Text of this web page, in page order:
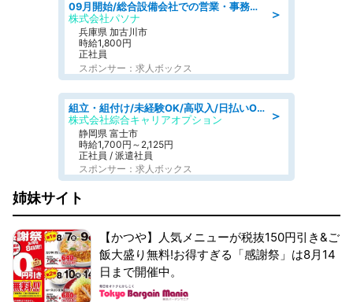
＞
09月開始/総合設備会社での営業・事務のお仕事/車通勤可/賞与あり/営業/営業事務
株式会社パソナ
兵庫県 加古川市
時給1,800円
正社員
スポンサー：求人ボックス
＞
組立・組付け/未経験OK/高収入/日払いOK/交替制/20・30・40代活躍中
株式会社綜合キャリアオプション
静岡県 富士市
時給1,700円～2,125円
正社員 / 派遣社員
スポンサー：求人ボックス
姉妹サイト
【かつや】人気メニューが税抜150円引き&ご
飯大盛り無料!お得すぎる「感謝祭」は8月14
日まで開催中。